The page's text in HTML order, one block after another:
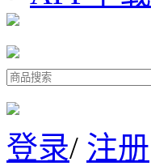
登录/ 注册